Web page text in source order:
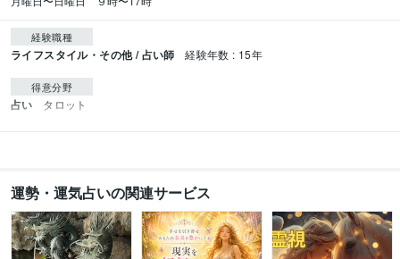
経験職種
ライフスタイル・その他 / 占い師 経験年数 : 15年
得意分野
占い タロット
運勢・運気占いの関連サービス